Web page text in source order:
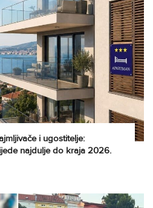
i ugostitelje:
najdulje do kraja 2026.